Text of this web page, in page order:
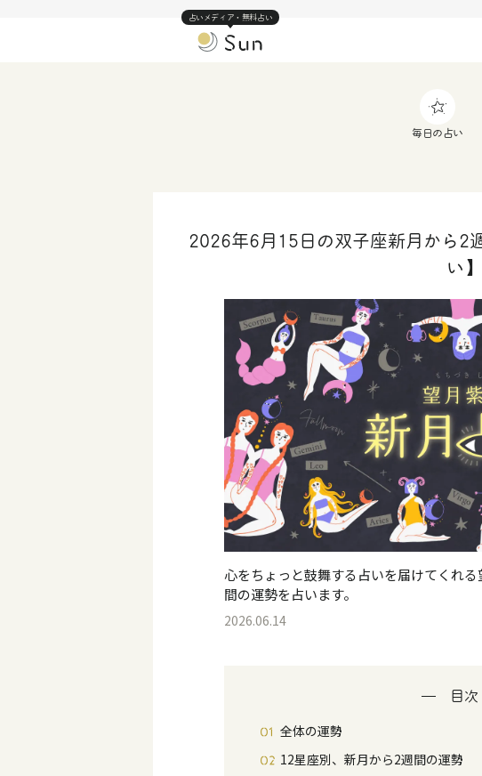
占いメディア・無料占い
毎日の占い
2026年6月15日の双子座新月から2
い】
心をちょっと鼓舞する占いを届けてくれ
間の運勢を占います。
2026.06.14
目次
全体の運勢
12星座別、新月から2週間の運勢